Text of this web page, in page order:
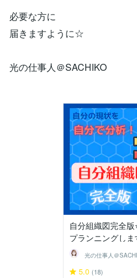
必要な方に
届きますように☆
光の仕事人＠SACHIKO
自分組織図完全版
プランニングしま
光の仕事人＠
5.0 (18)